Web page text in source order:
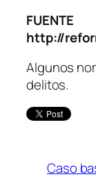
FUENTE
http://
Algunos
delitos.
Caso